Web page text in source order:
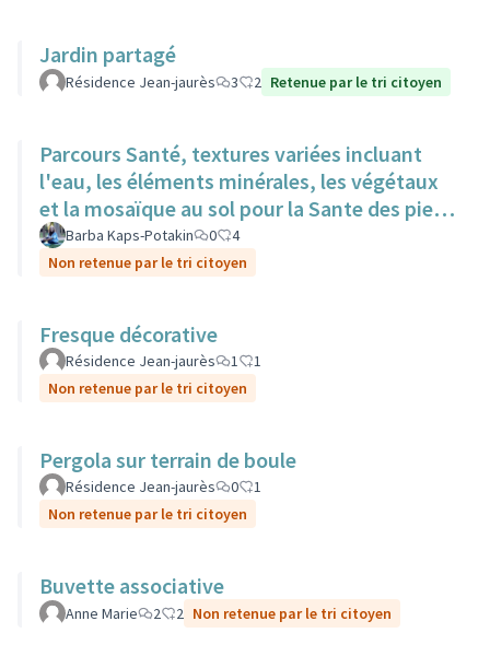
Jardin partagé
Résidence Jean-jaurès 3 2 Retenue par le tri citoyen
Parcours Santé, textures variées incluant
l'eau, les éléments minérales, les végétaux
et la mosaïque au sol pour la Sante des pieds
nus.Barba Kaps-Potakin 0
4
Non retenue par le tri citoyen
Fresque décorative
Résidence Jean-jaurès 1
1
Non retenue par le tri citoyen
Pergola sur terrain de boule
Résidence Jean-jaurès 0
1
Non retenue par le tri citoyen
Buvette associative
Anne Marie 2 2 Non retenue par le tri citoyen